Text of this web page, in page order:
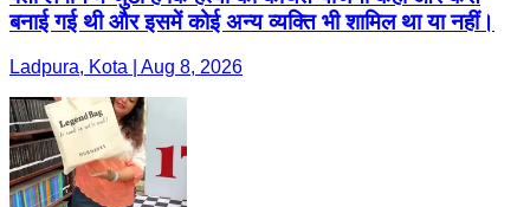
बनाई गई थी और इसमें कोई अन्य व्यक्ति भी शामिल था या नहीं।
Ladpura, Kota | Aug 8, 2026